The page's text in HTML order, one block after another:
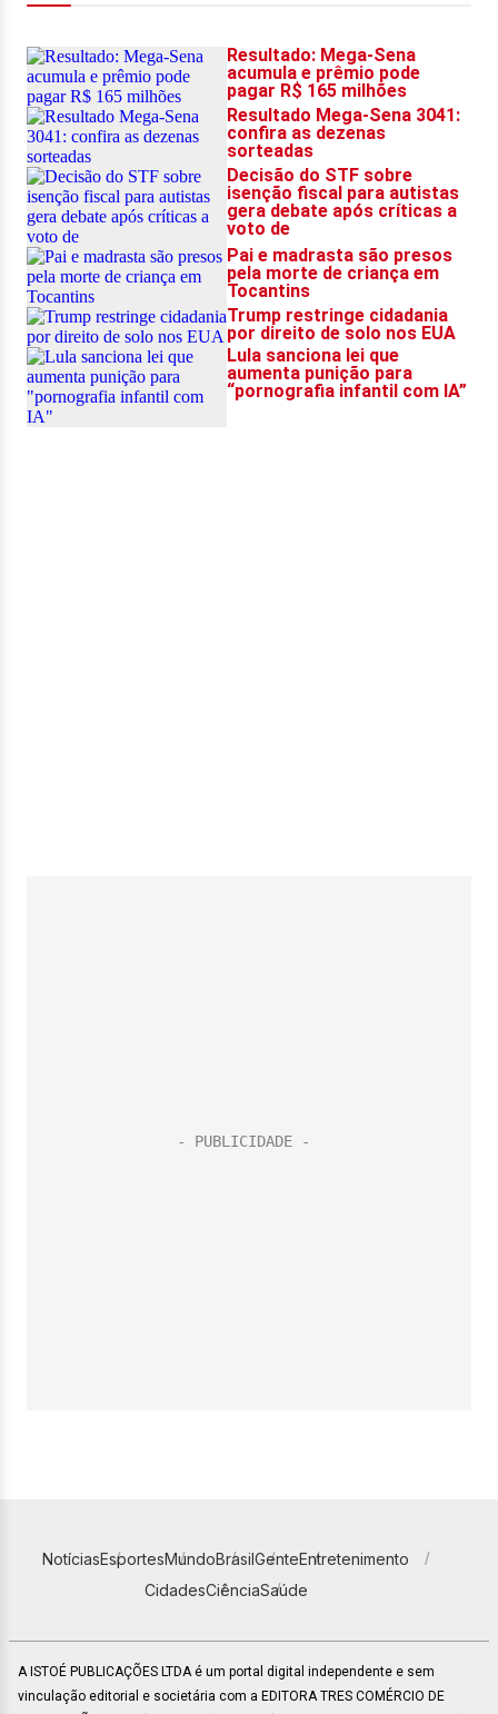
NotíciasEsportesMundoBrasilGenteEntretenimento
CidadesCiênciaSaúde
A ISTOÉ PUBLICAÇÕES LTDA é um portal digital independente e sem
vinculação editorial e societária com a EDITORA TRES COMÉRCIO DE